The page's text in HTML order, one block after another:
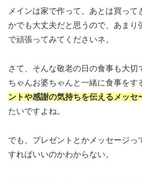
メインは家で作って、あとは買って
かでも大丈夫だと思うので、あまり
で頑張ってみてくださいネ。
さて、そんな敬老の日の食事も大切
ちゃんお婆ちゃんと一緒に食事をす
ントや感謝の気持ちを伝えるメッセ
たいですよね。
でも、プレゼントとかメッセージっ
すればいいのかわからない。